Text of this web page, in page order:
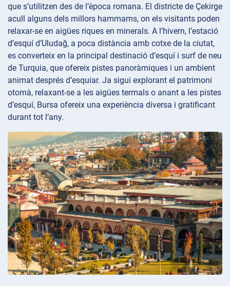
que s’utilitzen des de l’època romana. El districte de Çekirge
acull alguns dels millors hammams, on els visitants poden
relaxar-se en aigües riques en minerals. A l’hivern, l’estació
d’esquí d’Uludağ, a poca distància amb cotxe de la ciutat,
es converteix en la principal destinació d’esquí i surf de neu
de Turquia, que ofereix pistes panoràmiques i un ambient
animat després d’esquiar. Ja sigui explorant el patrimoni
otomà, relaxant-se a les aigües termals o anant a les pistes
d’esquí, Bursa ofereix una experiència diversa i gratificant
durant tot l’any.